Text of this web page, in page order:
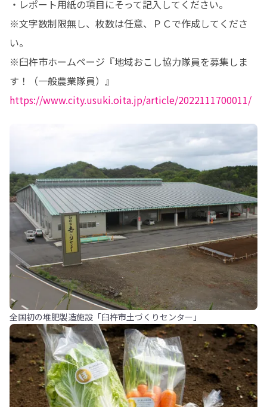
・レポート用紙の項目にそって記入してください。
※文字数制限無し、枚数は任意、ＰＣで作成してくださ
い。
※臼杵市ホームページ『地域おこし協力隊員を募集しま
す！（一般農業隊員）』
https://www.city.usuki.oita.jp/article/2022111700011/
全国初の堆肥製造施設「臼杵市土づくりセンター」